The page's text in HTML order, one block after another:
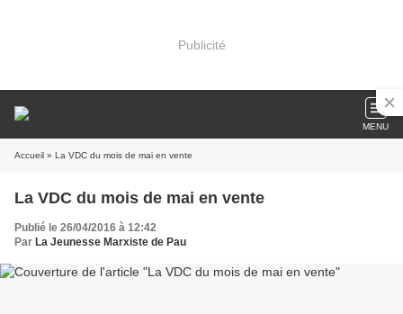
Publicité
MENU
Accueil » La VDC du mois de mai en vente
La VDC du mois de mai en vente
Publié le 26/04/2016 à 12:42
Par La Jeunesse Marxiste de Pau